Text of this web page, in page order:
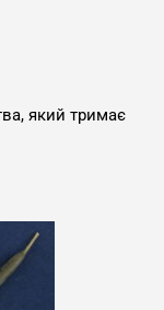
який тримає